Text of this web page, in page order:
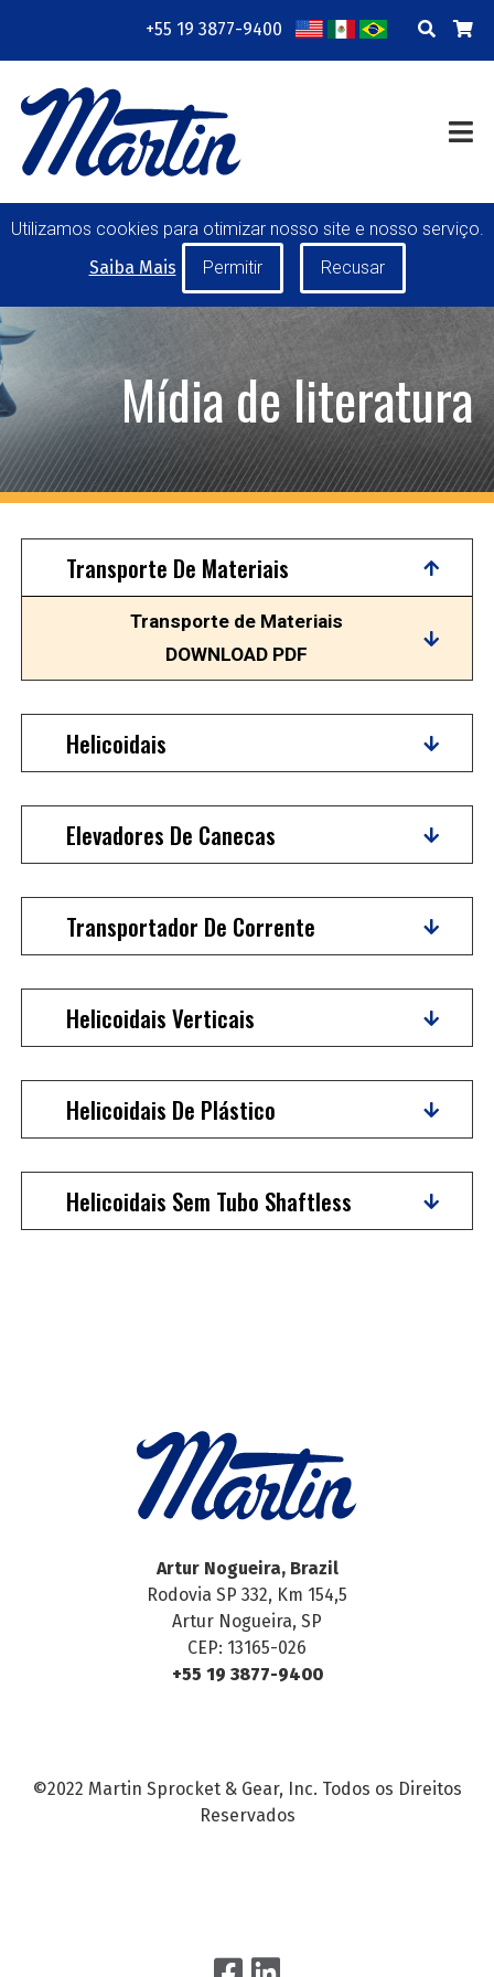
+55 19 3877-9400
EMPRESA
RECURSOS
TREINAMENTO WEB
CONTATO
TRANSMISSÃO DE POTÊNCIA
TAMBORES PARA
TRANSPORTADORES DE CORREIA
ROLETES
FERRAMENTAS DE MÃO
FABRICAÇÃO ESPECIAL
MINHA CONTA
CARREIRAS
SOLICITAÇÃO DE COTAÇÃO
Utilizamos cookies para otimizar nosso site e nosso serviço.
Saiba Mais
Mídia de literatura
Transporte De Materiais
Transporte de Materiais
DOWNLOAD PDF
Helicoidais
Elevadores De Canecas
Transportador De Corrente
Helicoidais Verticais
Helicoidais De Plástico
Helicoidais Sem Tubo Shaftless
Artur Nogueira, Brazil
Rodovia SP 332, Km 154,5
Artur Nogueira, SP
CEP: 13165-026
+55 19 3877-9400
©2022 Martin Sprocket & Gear, Inc. Todos os Direitos
Reservados